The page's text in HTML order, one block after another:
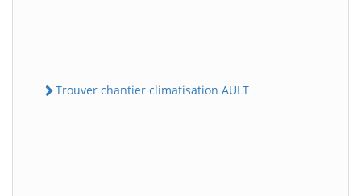
Trouver chantier climatisation AULT